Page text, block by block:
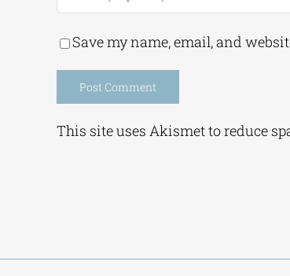
Save my name, email, and
This site uses Akismet to reduce